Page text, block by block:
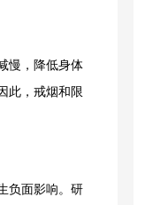
慢，降低身体
此，戒烟和限
负面影响。研